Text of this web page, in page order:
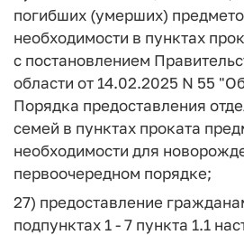
погибших (умерших)
необходимости в пунктах
с постановлением
области от 14.02.2025 N 55
Порядка предоставления
семей в пунктах проката
необходимости для
первоочередном порядке;
27) предоставление
подпунктах 1 - 7 пункта 1.1